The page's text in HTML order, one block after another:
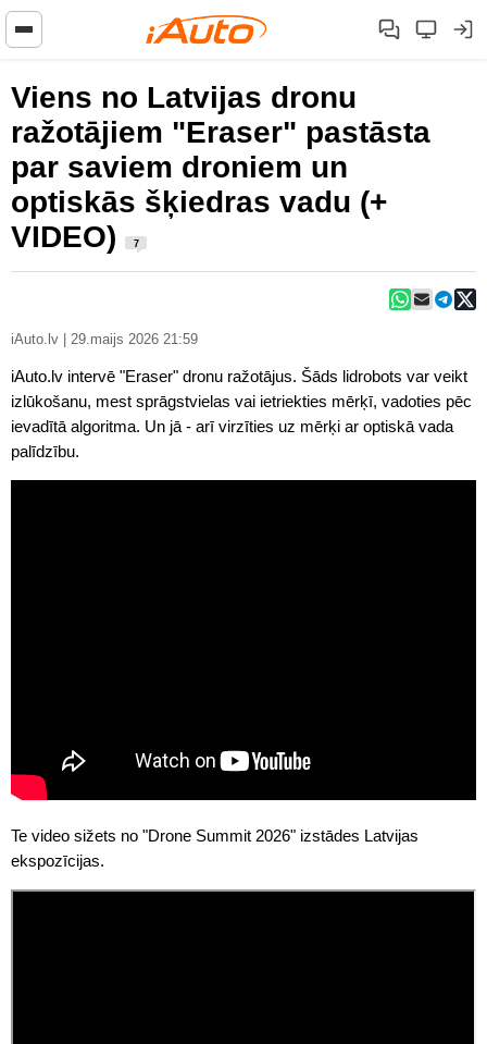
Viens no Latvijas dronu
ražotājiem "Eraser" pastāsta
par saviem droniem un
optiskās šķiedras vadu (+
VIDEO)
7
iAuto.lv | 29.maijs 2026 21:59
iAuto.lv intervē "Eraser" dronu ražotājus. Šāds lidrobots var veikt
izlūkošanu, mest sprāgstvielas vai ietriekties mērķī, vadoties pēc
ievadītā algoritma. Un jā - arī virzīties uz mērķi ar optiskā vada
palīdzību.
Te video sižets no "Drone Summit 2026" izstādes Latvijas
ekspozīcijas.